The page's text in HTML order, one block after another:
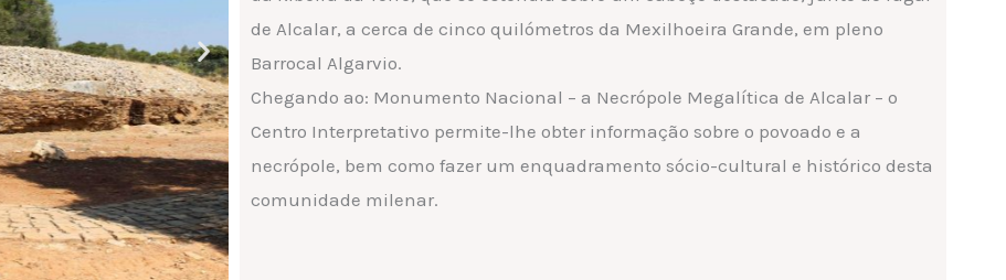
de Alcalar, a cerca de cinco quilómetros da Mexilhoeira Grande, em pleno
Barrocal Algarvio.
Chegando ao: Monumento Nacional – a Necrópole Megalítica de Alcalar – o
Centro Interpretativo permite-lhe obter informação sobre o povoado e a
necrópole, bem como fazer um enquadramento sócio-cultural e histórico desta
comunidade milenar.